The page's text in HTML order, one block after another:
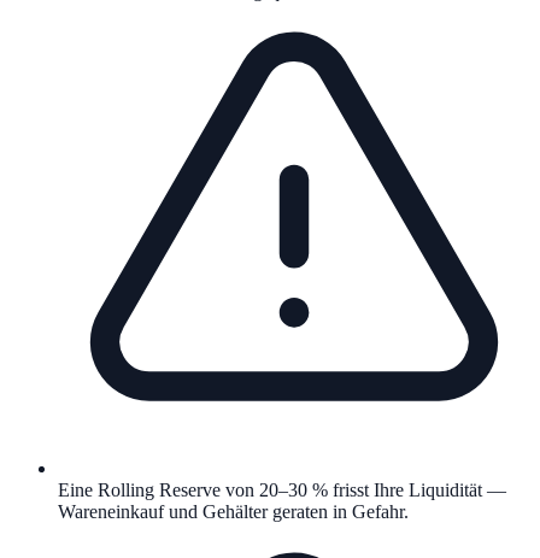
Eine Rolling Reserve von 20–30 % frisst Ihre Liquidität —
Wareneinkauf und Gehälter geraten in Gefahr.